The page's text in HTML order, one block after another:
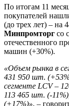
По итогам 11
покупателей
(до трех лет) – на
Минпромторг со
отечественного
машин (+30%).
«Объем рынка в
431 950 шт. (+53%
сегменте LCV –
113 465 шт. (-
(+17%)», –